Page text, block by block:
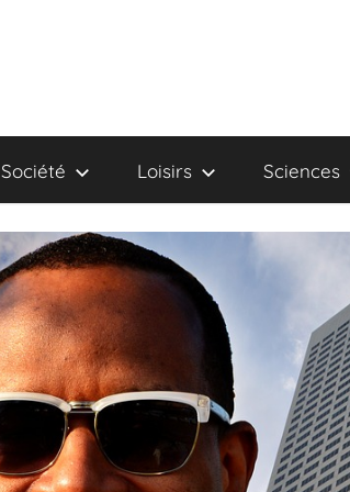
Société Loisirs Sciences